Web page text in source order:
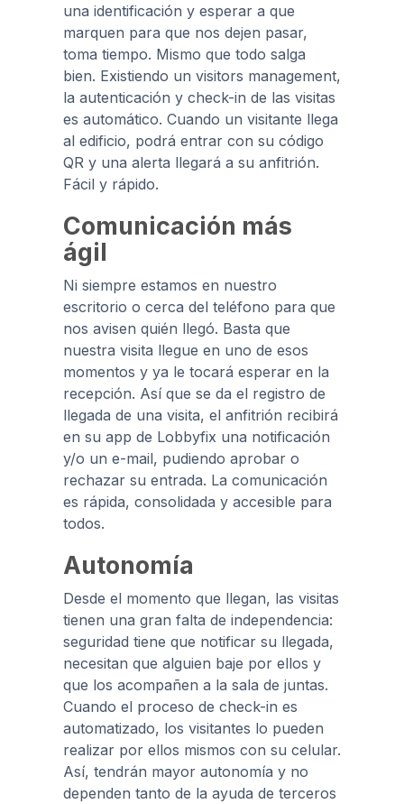
una identificación y esperar a que
marquen para que nos dejen pasar,
toma tiempo. Mismo que todo salga
bien. Existiendo un visitors management,
la autenticación y check-in de las visitas
es automático. Cuando un visitante llega
al edificio, podrá entrar con su código
QR y una alerta llegará a su anfitrión.
Fácil y rápido.
Comunicación más
ágil
Ni siempre estamos en nuestro
escritorio o cerca del teléfono para que
nos avisen quién llegó. Basta que
nuestra visita llegue en uno de esos
momentos y ya le tocará esperar en la
recepción. Así que se da el registro de
llegada de una visita, el anfitrión recibirá
en su app de Lobbyfix una notificación
y/o un e-mail, pudiendo aprobar o
rechazar su entrada. La comunicación
es rápida, consolidada y accesible para
todos.
Autonomía
Desde el momento que llegan, las visitas
tienen una gran falta de independencia:
seguridad tiene que notificar su llegada,
necesitan que alguien baje por ellos y
que los acompañen a la sala de juntas.
Cuando el proceso de check-in es
automatizado, los visitantes lo pueden
realizar por ellos mismos con su celular.
Así, tendrán mayor autonomía y no
dependen tanto de la ayuda de terceros